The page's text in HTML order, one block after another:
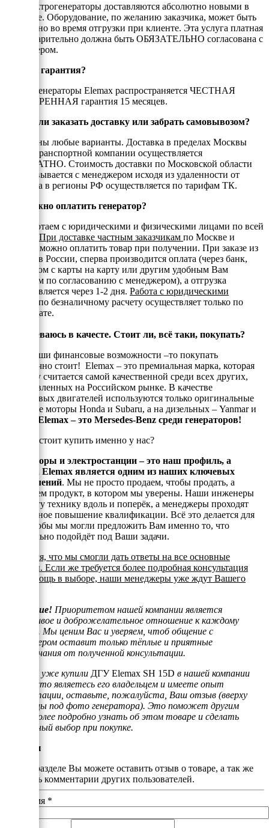
Все электрогенераторы доставляются абсолютно новыми в
упаковке. Оборудование, по желанию заказчика, может быть
проверено во время отгрузки при клиенте. Эта услуга платная
и предварительно должна быть ОБЯЗАТЕЛЬНО согласована с
менеджером.
Есть ли гарантия?
На все генераторы Elemax распространяется ЧЕСТНАЯ
РАСШИРЕННАЯ гарантия 15 месяцев.
Можно ли заказать доставку или забрать самовывозом?
Возможны любые варианты. Доставка в пределах Москвы
или до транспортной компании осуществляется
БЕСПЛАТНО. Стоимость доставки по Московской области
согласовывается с менеджером исходя из удаленности от
МКАД, а в регионы РФ осуществляется по тарифам ТК.
Как можно оплатить генератор?
Мы работаем с юридическими и физическими лицами по всей
При доставке частным заказчикам по Москве и
области можно оплатить товар при получении. При заказе из
регионов России, сперва производится оплата (через банк,
переводом с карты на карту или другим удобным Вам
способом по согласованию с менеджером), а отгрузка
осуществляется через 1-2 дня. Работа с юридическими
по безналичному расчету осуществляет только по
предоплате.
Я сомневаюсь в качесте. Стоит ли, всё таки, покупать?
Если Ваши финансовые возможности –то покупать
однозначно стоит! Elemax – это премиальная марка, которая
по праву считается самой качественной среди всех других,
представленных на Российском рынке. В качестве
бензиновых двигателей используются только оригинальные
японские моторы Honda и Subaru, а на дизельных – Yanmar и
Elemax – это Mersedes-Benz среди генераторов!
Почему стоит купить именно у нас?
Генераторы и электростанции – это наш профиль, а
техника Elemax является одним из наших ключевых
направлений. Мы не просто продаем, чтобы продать, а
реализуем продукт, в котором мы уверены. Наши инженеры
знают эту технику вдоль и поперёк, а менеджеры проходят
постоянное повышение квалификации. Всё это делается для
того, чтобы мы могли предложить Вам именно то, что
оптимально подойдёт под Ваши задачи.
Надеемся, что мы смогли дать ответы на все основные
вопросы. Если же требуется более подробная консультация
или помощь в выборе, наши менеджеры уже ждут Вашего
Внимание! Приоритетом нашей компании является
отзывчивое и доброжелательное отношение к каждому
клиенту. Мы ценим Вас и уверяем, чтоб общение с
менеджером оставит только тёплые и приятные
воспоминания от полученной консультации.
Если Вы уже купили ДГУ Elemax SH 15D в нашей компании
или просто являетесь его владельцем и имеете опыт
эксплуатации, оставьте, пожалуйста, Ваш отзыв (вверху
страницы под фото генератора). Это поможет другим
людям более подробно узнать об этом товаре и сделать
правильный выбор при покупке.
Отзывы
В этом разделе Вы можете оставить отзыв о товаре, а так же
почитать комментарии других пользователей.
Ваше имя *